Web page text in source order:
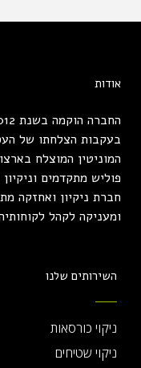
אודות
בעקבות הצלחתו של
המוניטין המוצלח
פוליש מתקדמים
חברת ניקיון ואחזקה
ומעניקה לקהל
השירותים שלנו
ניקוי כורסאות
ניקוי שטיחים